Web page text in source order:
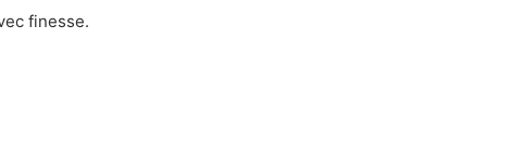
finesse.